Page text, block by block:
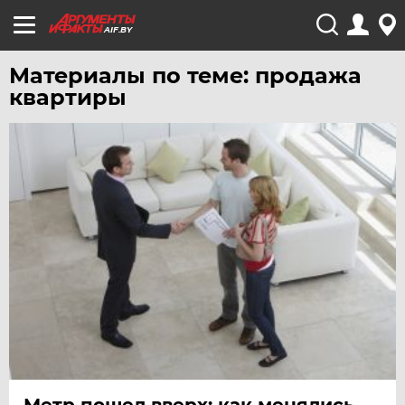
AIF.BY
Материалы по теме: продажа
квартиры